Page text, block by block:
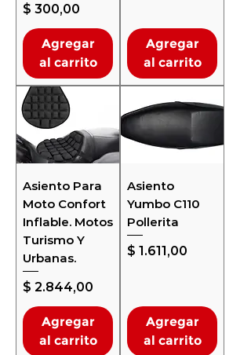
Precio
$ 300,00
Agregar
al carrito
Agregar
al carrito
Asiento Para
Moto Confort
Inflable. Motos
Turismo Y
Urbanas.
Precio
$ 2.844,00
Agregar
al carrito
Asiento
Yumbo C110
Pollerita
Precio
$ 1.611,00
Agregar
al carrito